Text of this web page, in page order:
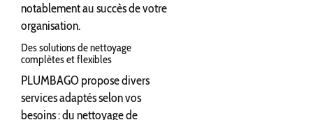
notablement au succès de votre
organisation.
Des solutions de nettoyage
complètes et flexibles
PLUMBAGO propose divers
services adaptés selon vos
besoins : du nettoyage de